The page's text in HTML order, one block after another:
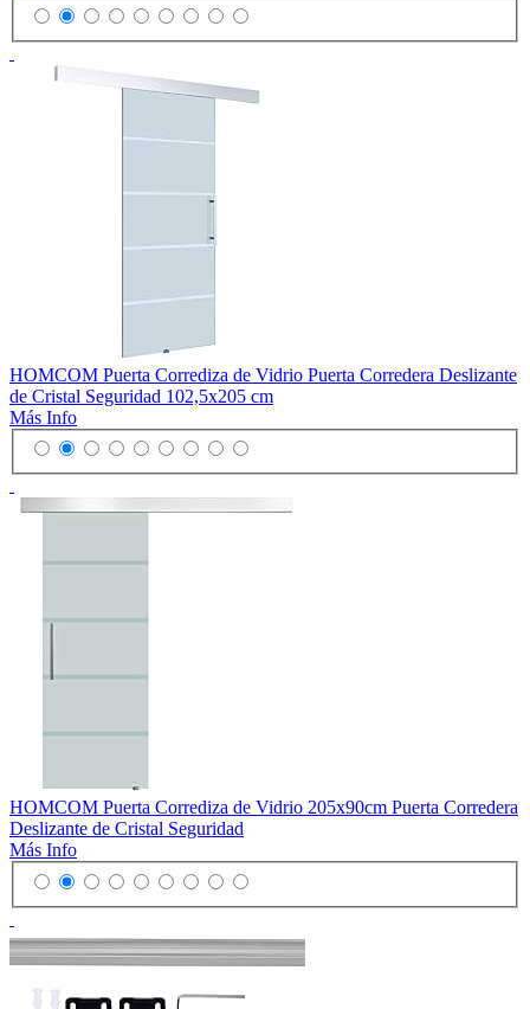
HOMCOM Puerta Corrediza de Vidrio Puerta Corredera Deslizante
de Cristal Seguridad 102,5x205 cm
Más Info
HOMCOM Puerta Corrediza de Vidrio 205x90cm Puerta Corredera
Deslizante de Cristal Seguridad
Más Info